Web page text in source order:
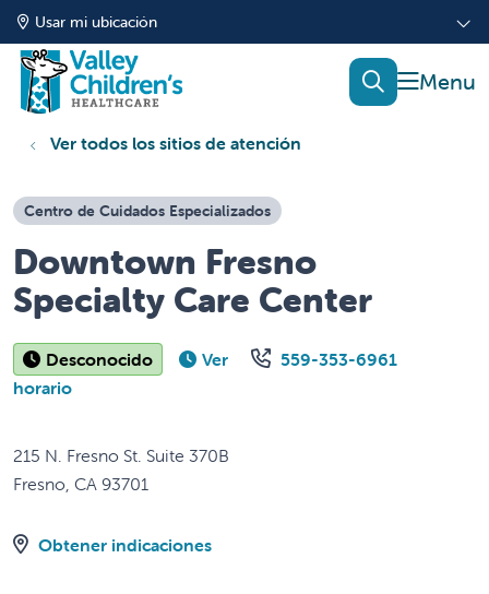
Usar mi ubicación
mostrar
buscar
Ver todos los sitios de atención
Centro de Cuidados Especializados
Downtown Fresno
Specialty Care Center
Desconocido
Ver
horario
559-353-6961
215 N. Fresno St. Suite 370B
Fresno CA 93701
Obtener indicaciones